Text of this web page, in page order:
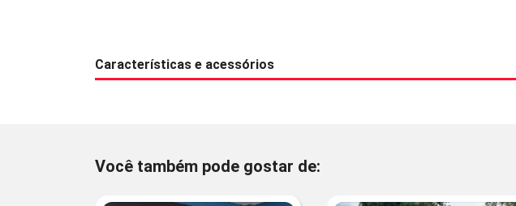
Características e acessórios
Você também pode gostar de: